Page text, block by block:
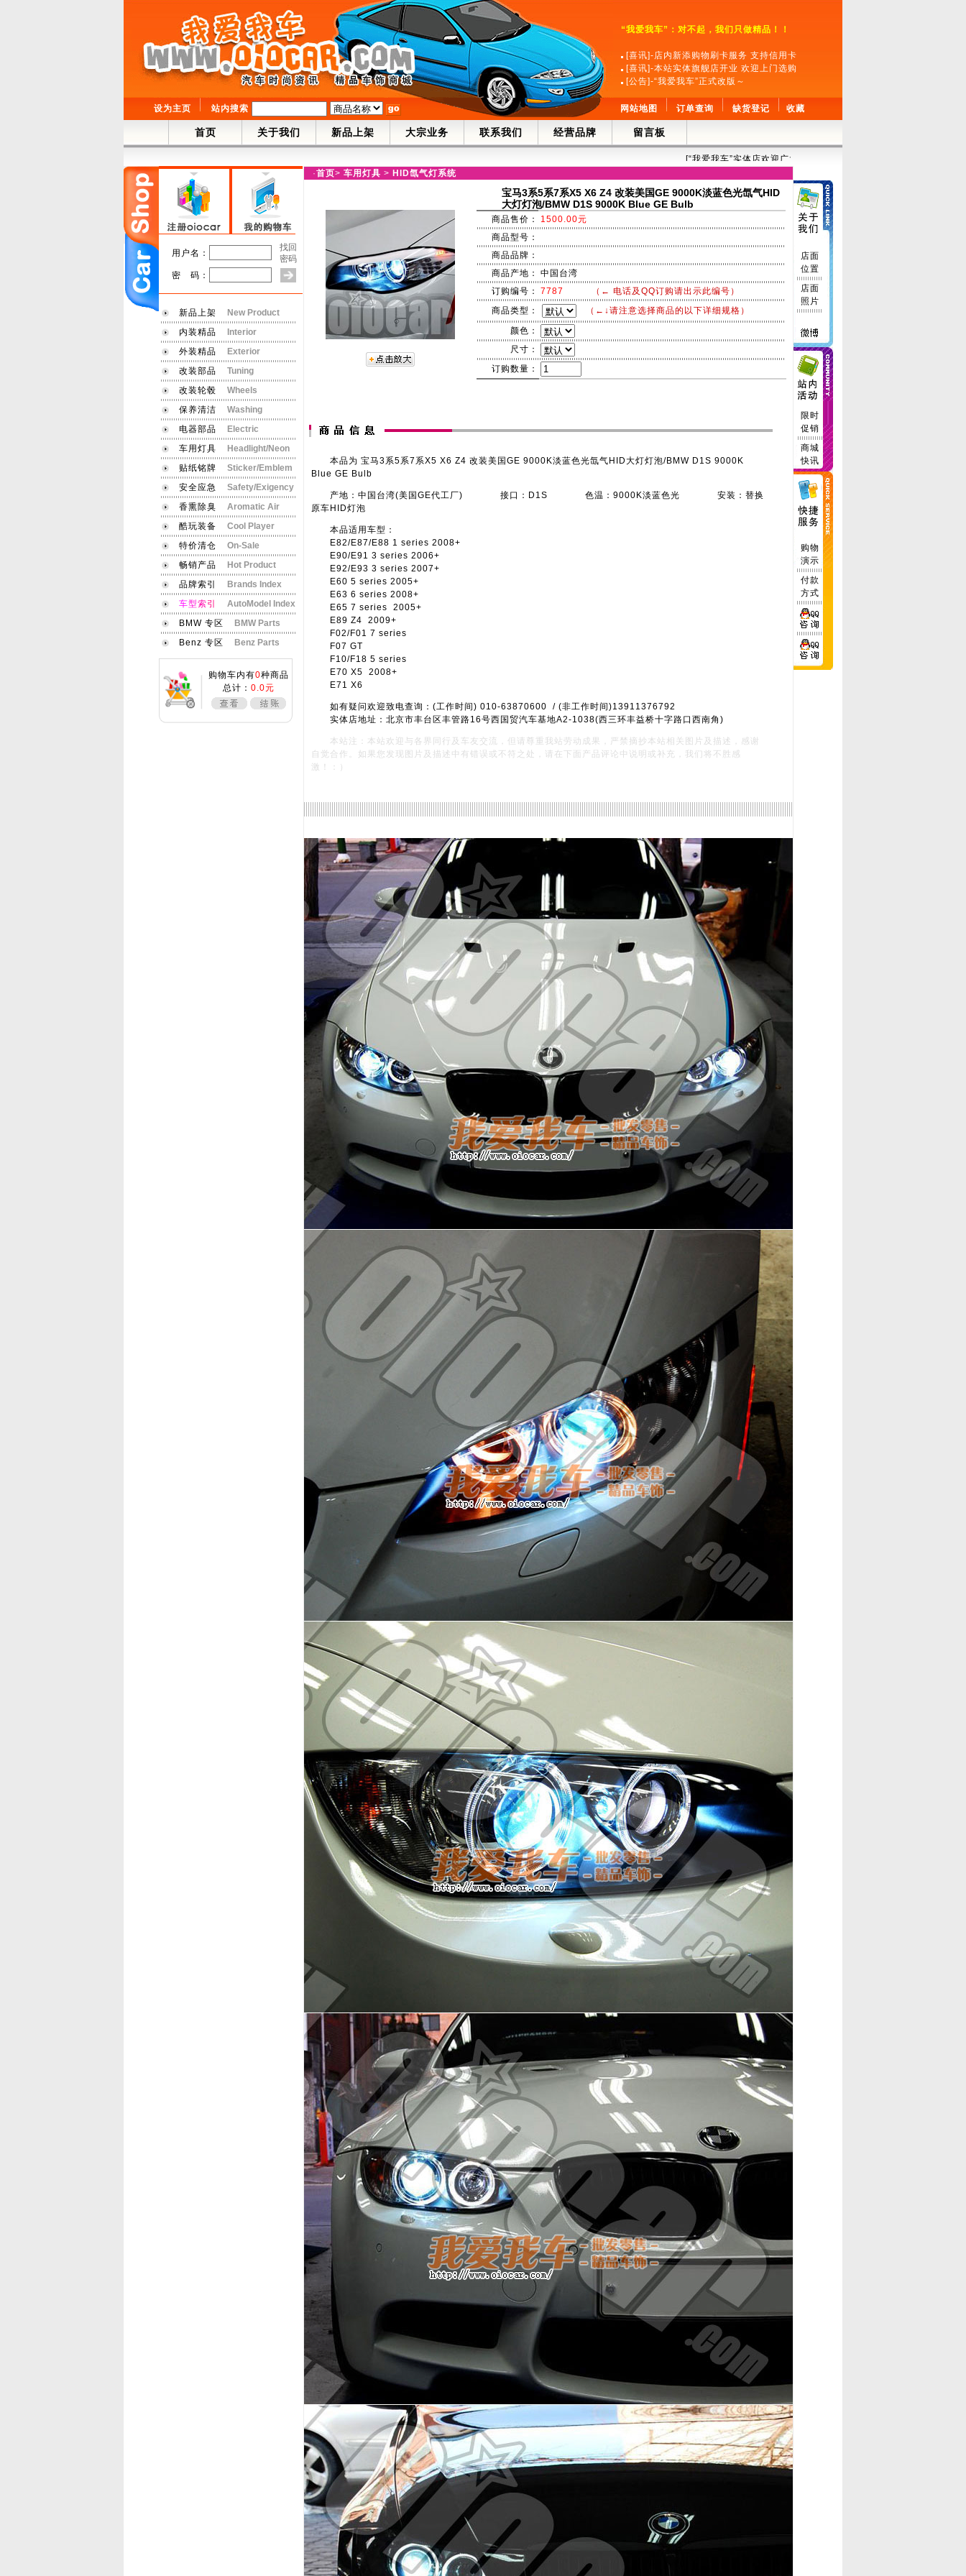
“我爱我车”：对不起，我们只做精品！！
[喜讯]-店内新添购物刷卡服务 支持信用卡
[喜讯]-本站实体旗舰店开业 欢迎上门选购
[公告]-“我爱我车”正式改版～
设为主页 站内搜索 网站地图 订单查询 缺货登记 收藏
首页 关于我们 新品上架 大宗业务 联系我们 经营品牌 留言板
[“我爱我车”实体店欢迎广大车友上门选购，店内可提供安装服务。
用户名：
找回
密码
密 码：
新品上架
New Product
内装精品
Interior
外装精品
Exterior
改装部品
Tuning
改装轮毂
Wheels
保养清洁
Washing
电器部品
Electric
车用灯具
Headlight/Neon
贴纸铭牌
Sticker/Emblem
安全应急
Safety/Exigency
香熏除臭
Aromatic Air
酷玩装备
Cool Player
特价清仓
On-Sale
畅销产品
Hot Product
品牌索引
Brands Index
车型索引
AutoModel Index
BMW 专区
BMW Parts
Benz 专区
Benz Parts
购物车内有0种商品
总计： 0.0元
·首页> 车用灯具 > HID氙气灯系统
宝马3系5系7系X5 X6 Z4 改装美国GE 9000K淡蓝色光氙气HID
大灯灯泡/BMW D1S 9000K Blue GE Bulb
商品售价：
1500.00元
商品型号：
商品品牌：
商品产地：
中国台湾
订购编号：
7787
（← 电话及QQ订购请出示此编号）
商品类型：
（←↓请注意选择商品的以下详细规格）
颜色：
尺寸：
订购数量：
本品为 宝马3系5系7系X5 X6 Z4 改装美国GE 9000K淡蓝色光氙气HID大灯灯泡/BMW D1S 9000K
Blue GE Bulb
产地：中国台湾(美国GE代工厂) 接口：D1S 色温：9000K淡蓝色光 安装：替换
原车HID灯泡
本品适用车型：
E82/E87/E88 1 series 2008+
E90/E91 3 series 2006+
E92/E93 3 series 2007+
E60 5 series 2005+
E63 6 series 2008+
E65 7 series 2005+
E89 Z4 2009+
F02/F01 7 series
F07 GT
F10/F18 5 series
E70 X5 2008+
E71 X6
如有疑问欢迎致电查询：(工作时间) 010-63870600 / (非工作时间)13911376792
实体店地址：北京市丰台区丰管路16号西国贸汽车基地A2-1038(西三环丰益桥十字路口西南角)
本站注：本站欢迎与各界同行及车友交流，但请尊重我站劳动成果，严禁摘抄本站相关图片及描述，感谢
自觉合作。如果您发现图片及描述中有错误或不符之处，请在下面产品评论中说明或补充，我们将不胜感
激！：）
店面
位置
店面
照片
限时
促销
商城
快讯
购物
演示
付款
方式